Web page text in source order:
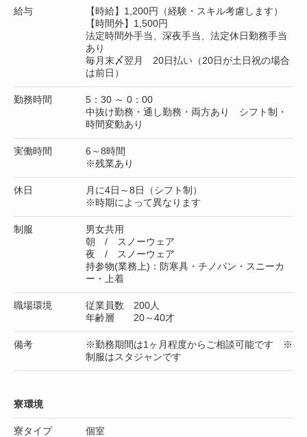
給与
【時給】1,200円（経験・スキル考慮します）
【時間外】1,500円
法定時間外手当、深夜手当、法定休日勤務手当
あり
毎月末〆翌月 20日払い（20日が土日祝の場合
は前日）
勤務時間
5：30 ～ 0：00
中抜け勤務・通し勤務・両方あり シフト制・
時間変動あり
実働時間
6～8時間
※残業あり
休日
月に4日～8日（シフト制）
※時期によって異なります
制服
男女共用
朝 / スノーウェア
夜 / スノーウェア
持参物(業務上)：防寒具・チノパン・スニーカ
ー・上着
職場環境
従業員数 200人
年齢層 20～40才
備考
※勤務期間は1ヶ月程度からご相談可能です ※
制服はスタジャンです
寮環境
寮タイプ 個室